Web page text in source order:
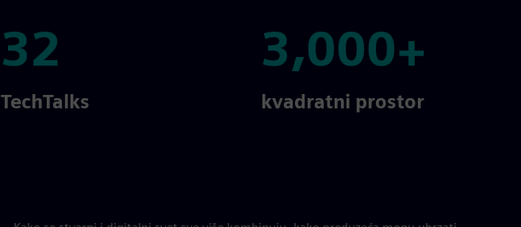
32
32
TechTalks
3,000+
3,000+
kvadratni prostor